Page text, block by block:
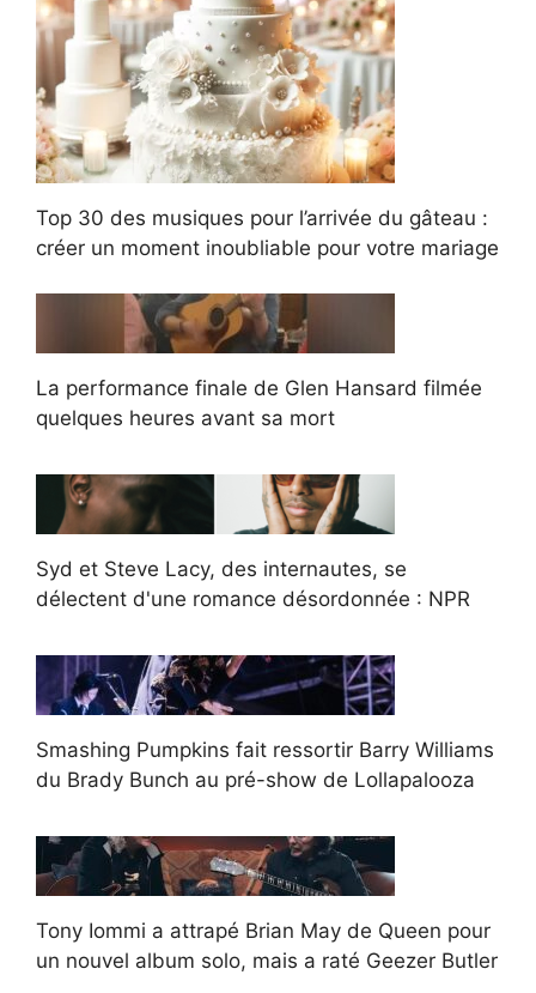
Top 30 des musiques pour l’arrivée du gâteau :
créer un moment inoubliable pour votre mariage
La performance finale de Glen Hansard filmée
quelques heures avant sa mort
Syd et Steve Lacy, des internautes, se
délectent d'une romance désordonnée : NPR
Smashing Pumpkins fait ressortir Barry Williams
du Brady Bunch au pré-show de Lollapalooza
Tony Iommi a attrapé Brian May de Queen pour
un nouvel album solo, mais a raté Geezer Butler